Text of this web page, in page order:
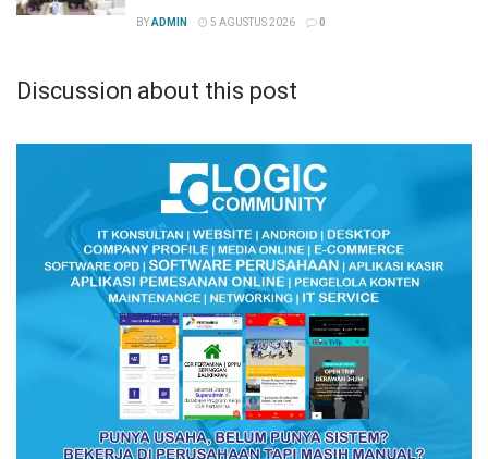
BYADMIN 5 AGUSTUS 2026 0
Discussion about this post